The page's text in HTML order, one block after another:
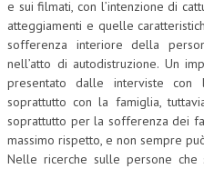
e sui filmati, con l’intenzione di
atteggiamenti e quelle
sofferenza interiore della
nell’atto di autodistruzione. Un
presentato dalle interviste con
soprattutto con la famiglia,
soprattutto per la sofferenza dei
massimo rispetto, e non sempre
Nelle ricerche sulle persone che